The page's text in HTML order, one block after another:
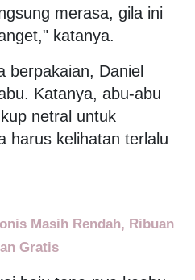
merasa, gila ini
katanya.
berpakaian, Daniel
Katanya, abu-abu
netral untuk
harus kelihatan terlalu
Masih Rendah, Ribuan
Gratis